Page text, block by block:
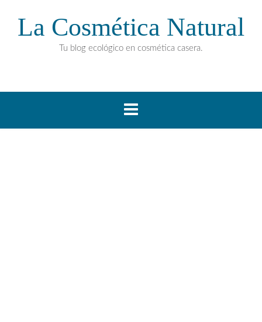
La Cosmética Natural
Tu blog ecológico en cosmética casera.